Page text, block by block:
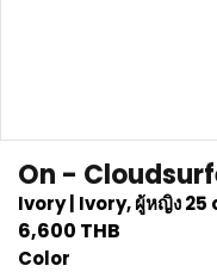
On -
Ivory | Ivory, ผู้หญิง 25
6,600 THB
Color